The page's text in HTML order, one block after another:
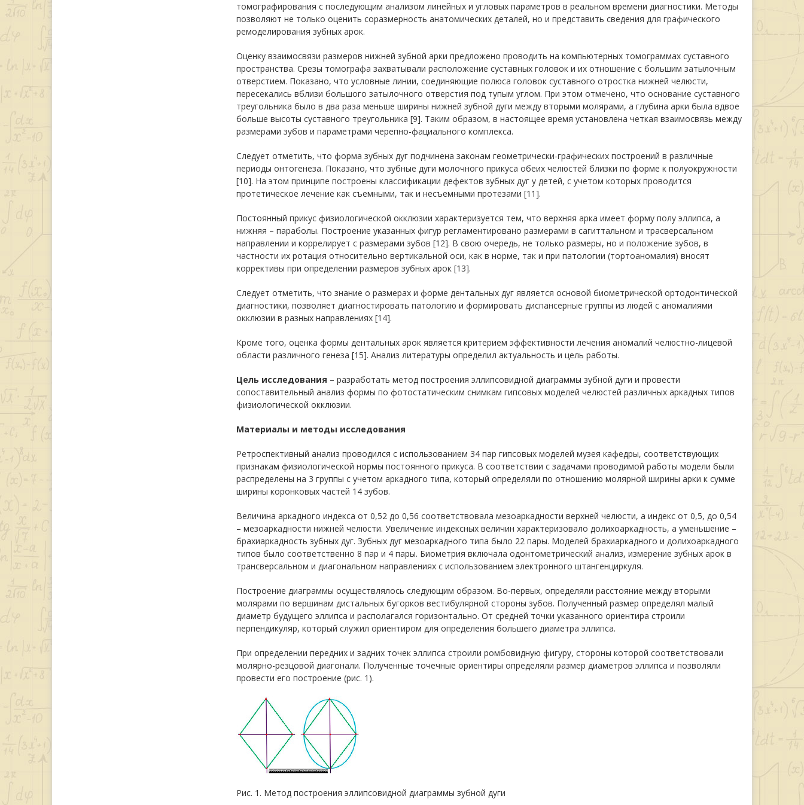
томографирования с последующим анализом линейных и угловых параметров в реальном времени диагностики. Методы
позволяют не только оценить соразмерность анатомических деталей, но и представить сведения для графического
ремоделирования зубных арок.
Оценку взаимосвязи размеров нижней зубной арки предложено проводить на компьютерных томограммах суставного
пространства. Срезы томографа захватывали расположение суставных головок и их отношение с большим затылочным
отверстием. Показано, что условные линии, соединяющие полюса головок суставного отростка нижней челюсти,
пересекались вблизи большого затылочного отверстия под тупым углом. При этом отмечено, что основание суставного
треугольника было в два раза меньше ширины нижней зубной дуги между вторыми молярами, а глубина арки была вдвое
больше высоты суставного треугольника [9]. Таким образом, в настоящее время установлена четкая взаимосвязь между
размерами зубов и параметрами черепно-фациального комплекса.
Следует отметить, что форма зубных дуг подчинена законам геометрически-графических построений в различные
периоды онтогенеза. Показано, что зубные дуги молочного прикуса обеих челюстей близки по форме к полуокружности
[10]. На этом принципе построены классификации дефектов зубных дуг у детей, с учетом которых проводится
протетическое лечение как съемными, так и несъемными протезами [11].
Постоянный прикус физиологической окклюзии характеризуется тем, что верхняя арка имеет форму полу эллипса, а
нижняя – параболы. Построение указанных фигур регламентировано размерами в сагиттальном и трасверсальном
направлении и коррелирует с размерами зубов [12]. В свою очередь, не только размеры, но и положение зубов, в
частности их ротация относительно вертикальной оси, как в норме, так и при патологии (тортоаномалия) вносят
коррективы при определении размеров зубных арок [13].
Следует отметить, что знание о размерах и форме дентальных дуг является основой биометрической ортодонтической
диагностики, позволяет диагностировать патологию и формировать диспансерные группы из людей с аномалиями
окклюзии в разных направлениях [14].
Кроме того, оценка формы дентальных арок является критерием эффективности лечения аномалий челюстно-лицевой
области различного генеза [15]. Анализ литературы определил актуальность и цель работы.
Цель исследования – разработать метод построения эллипсовидной диаграммы зубной дуги и провести
сопоставительный анализ формы по фотостатическим снимкам гипсовых моделей челюстей различных аркадных типов
физиологической окклюзии.
Материалы и методы исследования
Ретроспективный анализ проводился с использованием 34 пар гипсовых моделей музея кафедры, соответствующих
признакам физиологической нормы постоянного прикуса. В соответствии с задачами проводимой работы модели были
распределены на 3 группы с учетом аркадного типа, который определяли по отношению молярной ширины арки к сумме
ширины коронковых частей 14 зубов.
Величина аркадного индекса от 0,52 до 0,56 соответствовала мезоаркадности верхней челюсти, а индекс от 0,5, до 0,54
– мезоаркадности нижней челюсти. Увеличение индексных величин характеризовало долихоаркадность, а уменьшение –
брахиаркадность зубных дуг. Зубных дуг мезоаркадного типа было 22 пары. Моделей брахиаркадного и долихоаркадного
типов было соответственно 8 пар и 4 пары. Биометрия включала одонтометрический анализ, измерение зубных арок в
трансверсальном и диагональном направлениях с использованием электронного штангенциркуля.
Построение диаграммы осуществлялось следующим образом. Во-первых, определяли расстояние между вторыми
молярами по вершинам дистальных бугорков вестибулярной стороны зубов. Полученный размер определял малый
диаметр будущего эллипса и располагался горизонтально. От средней точки указанного ориентира строили
перпендикуляр, который служил ориентиром для определения большего диаметра эллипса.
При определении передних и задних точек эллипса строили ромбовидную фигуру, стороны которой соответствовали
молярно-резцовой диагонали. Полученные точечные ориентиры определяли размер диаметров эллипса и позволяли
провести его построение (рис. 1).
Рис. 1. Метод построения эллипсовидной диаграммы зубной дуги